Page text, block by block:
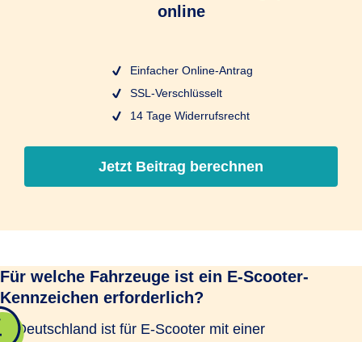
online
Einfacher Online-Antrag
SSL-Verschlüsselt
14 Tage Widerrufsrecht
Jetzt Beitrag berechnen
Für welche Fahrzeuge ist ein E-Scooter-
Kennzeichen erforderlich?
In Deutschland ist für E-Scooter mit einer